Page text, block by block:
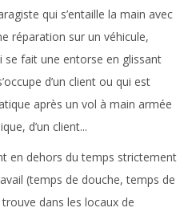
qui s’entaille la main avec
réparation sur un véhicule,
se fait une entorse en glissant
d’un client ou qui est
après un vol à main armée
d’un client...
en dehors du temps strictement
(temps de douche, temps de
dans les locaux de